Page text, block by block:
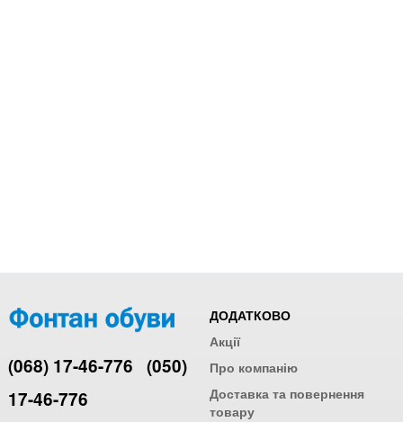
(068) 17-46-776 (050)
17-46-776
ДОДАТКОВО
Акції
Про компанію
Доставка та повернення
товару